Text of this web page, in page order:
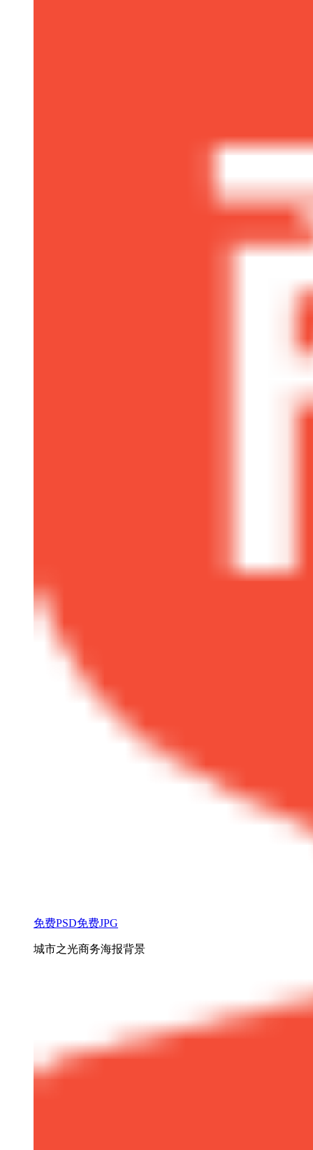
免费PSD免费JPG
城市之光商务海报背景